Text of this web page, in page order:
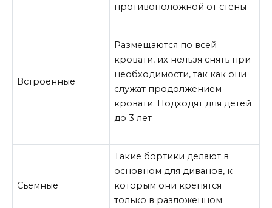
противоположной от стены
Встроенные
Размещаются по всей
кровати, их нельзя снять при
необходимости, так как они
служат продолжением
кровати. Подходят для детей
до 3 лет
Съемные
Такие бортики делают в
основном для диванов, к
которым они крепятся
только в разложенном